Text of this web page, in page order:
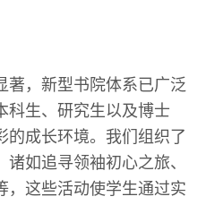
著，新型书院体系已广泛
科生、研究生以及博士
的成长环境。我们组织了
如追寻领袖初心之旅、
，这些活动使学生通过实